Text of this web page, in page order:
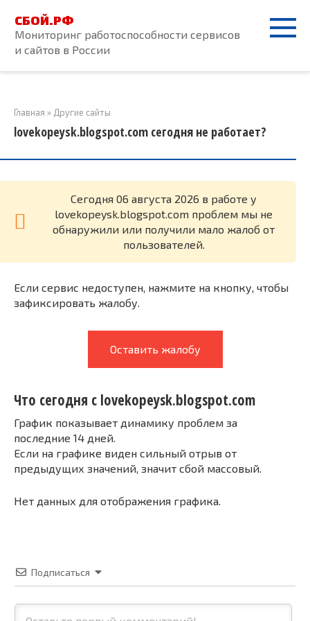
контенту
СБОЙ.РФ
Мониторинг работоспособности сервисов
и сайтов в России
Главная » Другие сайты
lovekopeysk.blogspot.com сегодня не работает?
Cегодня 06 августа 2026 в работе у
lovekopeysk.blogspot.com проблем мы не
обнаружили или получили мало жалоб от
пользователей.
Если сервис недоступен, нажмите на кнопку, чтобы
зафиксировать жалобу.
Оставить жалобу
Что сегодня с lovekopeysk.blogspot.com
График показывает динамику проблем за
последние 14 дней.
Если на графике виден сильный отрыв от
предыдущих значений, значит сбой массовый.
Нет данных для отображения графика.
Подписаться